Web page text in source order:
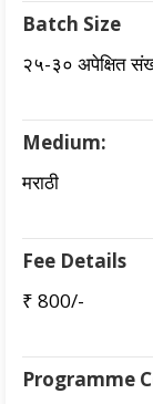
Batch Size
२५-३० अपेक्षित
Medium:
मराठी
Fee Details
₹ 800/-
Programme